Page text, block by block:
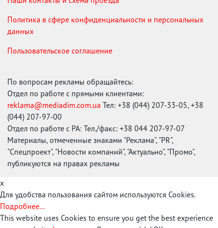
Политика в сфере конфиденциальности и персональных
данных
Пользовательское соглашение
По вопросам рекламы обращайтесь:
Отдел по работе с прямыми клиентами:
reklama@mediadim.com.ua Тел: +38 (044) 207-33-05, +38
(044) 207-97-00
Отдел по работе с РА: Тел./факс: +38 044 207-97-07
Материалы, отмеченные знаками "Реклама", "PR",
"Спецпроект", "Новости компаний", "Актуально", "Промо",
публикуются на правах рекламы
x
Для удобства пользования сайтом используются Cookies.
Подробнее...
This website uses Cookies to ensure you get the best experience